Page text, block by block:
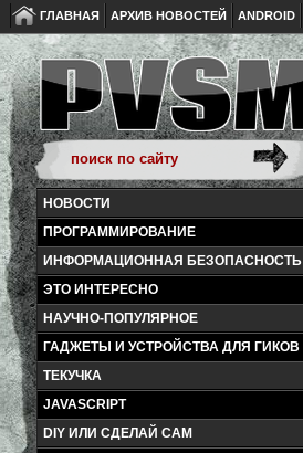
ГЛАВНАЯ АРХИВ НОВОСТЕЙ ANDROID
НОВОСТИ
ПРОГРАММИРОВАНИЕ
ИНФОРМАЦИОННАЯ БЕЗОПАСНОСТЬ
ЭТО ИНТЕРЕСНО
НАУЧНО-ПОПУЛЯРНОЕ
ГАДЖЕТЫ И УСТРОЙСТВА ДЛЯ ГИКОВ
ТЕКУЧКА
JAVASCRIPT
DIY ИЛИ СДЕЛАЙ САМ